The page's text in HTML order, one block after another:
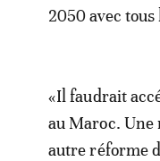
2050 avec
«Il faudrait
au Maroc. Une
autre réforme